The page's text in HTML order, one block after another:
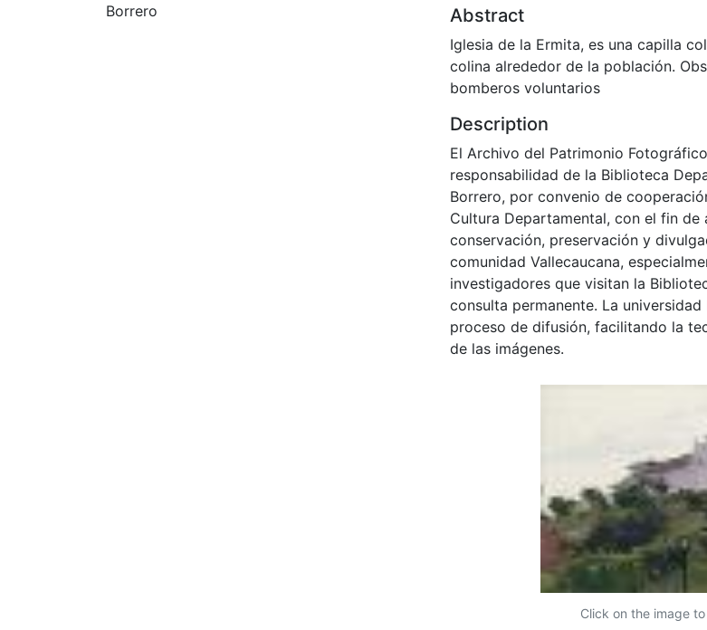
Borrero
Abstract
Iglesia de la Ermita, es una capilla
colina alrededor de la población.
bomberos voluntarios
Description
El Archivo del Patrimonio
responsabilidad de la Biblioteca
Borrero, por convenio de
Cultura Departamental, con el fin de
conservación, preservación y
comunidad Vallecaucana,
investigadores que visitan la
consulta permanente. La
proceso de difusión, facilitando la
de las imágenes.
Click on the image